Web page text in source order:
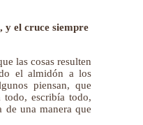
y el cruce siempre
las cosas resulten
el almidón a los
piensan, que
todo, escribía todo,
de una manera que